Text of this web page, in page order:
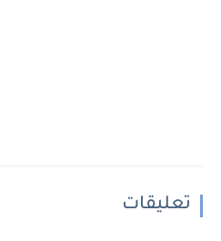
تعليقات